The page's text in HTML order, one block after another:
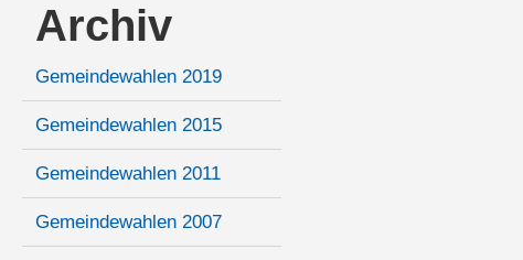
Archiv
Gemeindewahlen 2019
Gemeindewahlen 2015
Gemeindewahlen 2011
Gemeindewahlen 2007